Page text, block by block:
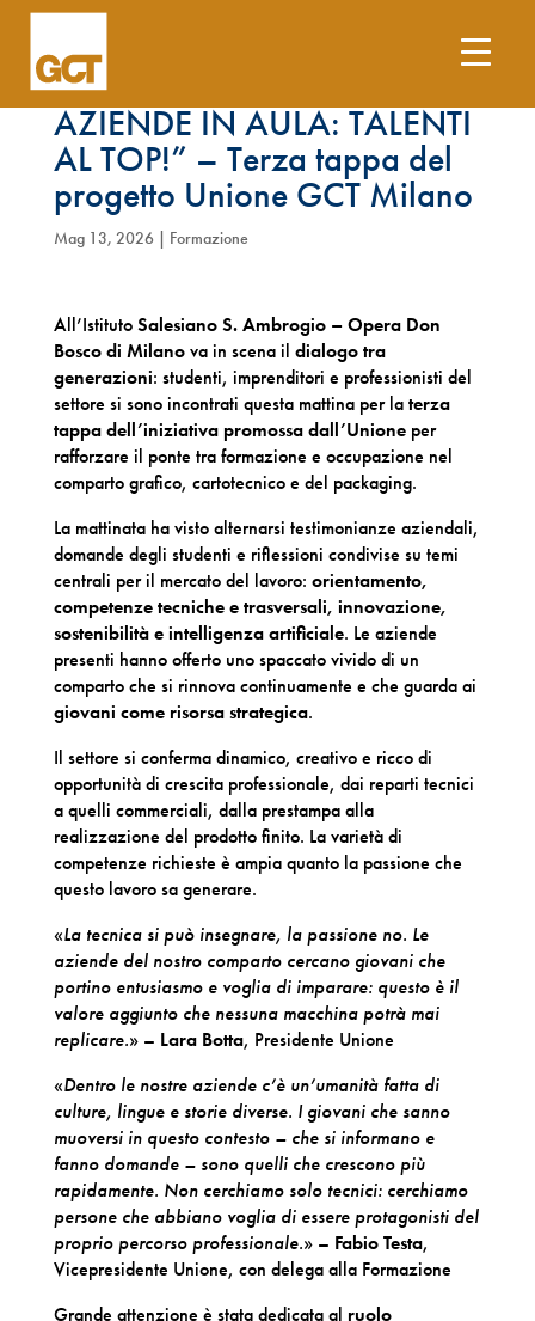
“SCUOLE IN AZIENDA,
AZIENDE IN AULA: TALENTI
AL TOP!” – Terza tappa del
progetto Unione GCT Milano
Mag 13, 2026| Formazione
All’IstitutoSalesiano S. Ambrogio – Opera Don
Bosco di Milanova in scena il dialogo tra
generazioni: studenti, imprenditori e professionisti del
settore si sono incontrati questa mattina per laterza
tappa dell’iniziativa promossa dall’Unioneper
rafforzare il ponte tra formazione e occupazione nel
comparto grafico, cartotecnico e del packaging.
La mattinata ha visto alternarsi testimonianze aziendali,
domande degli studenti e riflessioni condivise su temi
centrali per il mercato del lavoro: orientamento,
competenze tecniche e trasversali, innovazione,
sostenibilità e intelligenza artificiale. Le aziende
presenti hanno offerto uno spaccato vivido di un
comparto che si rinnova continuamente e che guarda ai
giovani come risorsa strategica.
Il settore si conferma dinamico, creativo e ricco di
opportunità di crescita professionale, dai reparti tecnici
a quelli commerciali, dalla prestampa alla
realizzazione del prodotto finito. La varietà di
competenze richieste è ampia quanto la passione che
questo lavoro sa generare.
«La tecnica si può insegnare, la passione no. Le
aziende del nostro comparto cercano giovani che
portino entusiasmo e voglia di imparare: questo è il
valore aggiunto che nessuna macchina potrà mai
replicare.» – Lara Botta, Presidente Unione
«Dentro le nostre aziende c’è un’umanità fatta di
culture, lingue e storie diverse. I giovani che sanno
muoversi in questo contesto – che si informano e
fanno domande – sono quelli che crescono più
rapidamente. Non cerchiamo solo tecnici: cerchiamo
persone che abbiano voglia di essere protagonisti del
proprio percorso professionale.» – Fabio Testa,
Vicepresidente Unione, con delega alla Formazione
Grande attenzione è stata dedicata al ruolo